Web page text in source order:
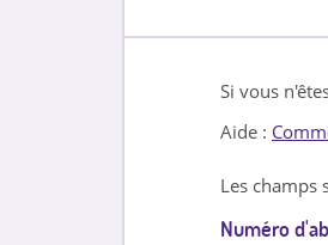
Si vous
Aide :
Les champs
Numéro